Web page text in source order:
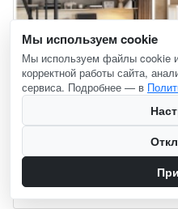
Долгожданные
06.06.2026
Мы используем cookie
Мы используем файлы cookie
корректной работы сайта,
сервиса. Подробнее — в